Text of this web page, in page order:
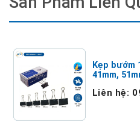
Kẹp bướm
41mm,
Liên hệ: